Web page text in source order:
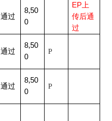
通过
8,50
0
EP 上
传后通
过
通过
8,50
0
P
通过
8,50
0
P